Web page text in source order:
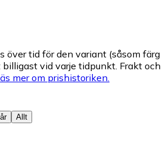
över tid för den variant (såsom färg
vid varje tidpunkt. Frakt och
mer om prishistoriken.
Allt